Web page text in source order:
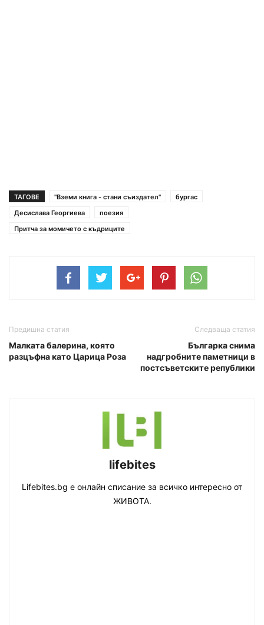
ТАГОВЕ "Вземи книга - стани съиздател"
бургас
Десислава Георгиева
поезия
Притча за момичето с къдриците
Предишна статия
Малката балерина, която
разцъфна като Царица Роза
Следваща статия
Българка снима
надгробните паметници в
постсъветските републики
lifebites
Lifebites.bg е онлайн списание за всичко интересно от
ЖИВОТА.